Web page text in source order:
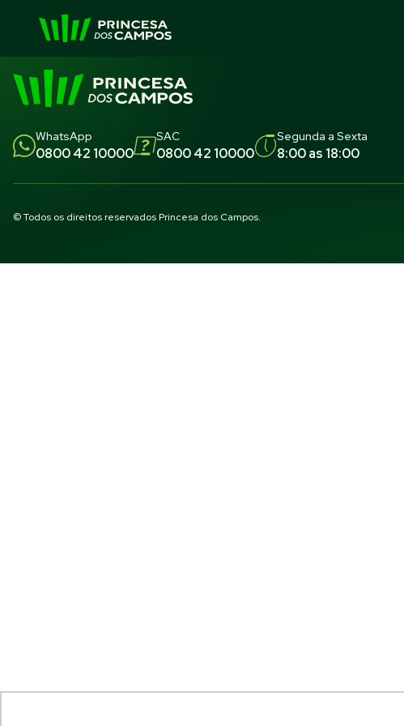
WhatsApp
0800 42 10000
SAC
0800 42 10000
Segunda a Sexta
8:00 as 18:00
© Todos os direitos reservados Princesa dos Campos.